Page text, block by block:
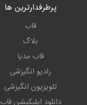
پرطرفدارترین ها
قاب
بلاگ
قاب مدیا
رادیو انگیزشی
تلویزیون انگیزشی
دانلود اپلیکیشن قاب